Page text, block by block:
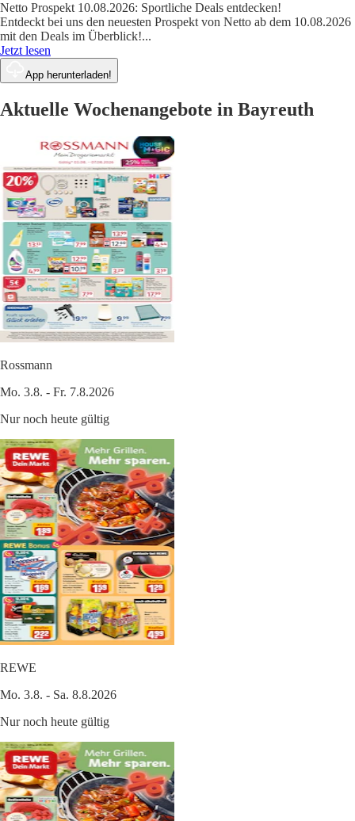
Netto Prospekt 10.08.2026: Sportliche Deals entdecken!
Entdeckt bei uns den neuesten Prospekt von Netto ab dem 10.08.2026
mit den Deals im Überblick!...
Jetzt lesen
App herunterladen!
Aktuelle Wochenangebote in Bayreuth
Rossmann
Mo. 3.8. - Fr. 7.8.2026
Nur noch heute gültig
REWE
Mo. 3.8. - Sa. 8.8.2026
Nur noch heute gültig